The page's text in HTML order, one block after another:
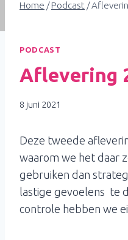
Home / Podcast /
PODCAST
Aflevering
8 juni 2021
Deze tweede
waarom we het daar
gebruiken dan
lastige gevoelens te
controle hebben we